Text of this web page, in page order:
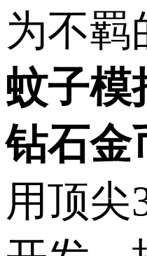
为不羁
蚊子模
钻石金
用顶尖